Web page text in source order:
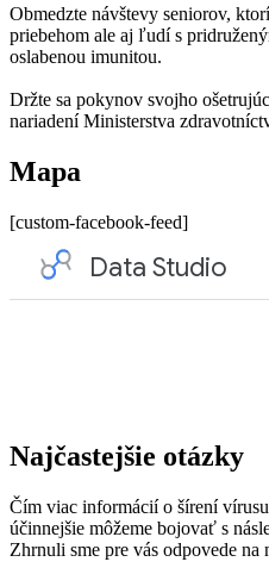
Obmedzte návštevy seniorov,
priebehom ale aj ľudí s
oslabenou imunitou.
Držte sa pokynov svojho
nariadení Ministerstva
Mapa
[custom-facebook-feed]
Najčastejšie otázky
Čím viac informácií o šírení
účinnejšie môžeme bojovať s
Zhrnuli sme pre vás odpovede na